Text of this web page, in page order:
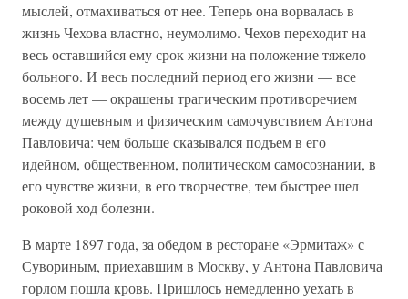
мыслей, отмахиваться от нее. Теперь она ворвалась в
жизнь Чехова властно, неумолимо. Чехов переходит на
весь оставшийся ему срок жизни на положение тяжело
больного. И весь последний период его жизни — все
восемь лет — окрашены трагическим противоречием
между душевным и физическим самочувствием Антона
Павловича: чем больше сказывался подъем в его
идейном, общественном, политическом самосознании, в
его чувстве жизни, в его творчестве, тем быстрее шел
роковой ход болезни.
В марте 1897 года, за обедом в ресторане «Эрмитаж» с
Сувориным, приехавшим в Москву, у Антона Павловича
горлом пошла кровь. Пришлось немедленно уехать в